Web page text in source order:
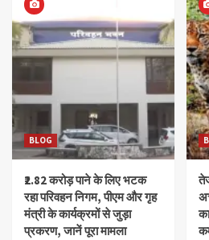
BLOG
₹2.82 करोड़ पाने के लिए भटक
रहा परिवहन निगम, पीएम और गृह
मंत्री के कार्यक्रमों से जुड़ा
प्रकरण, जानें पूरा मामला